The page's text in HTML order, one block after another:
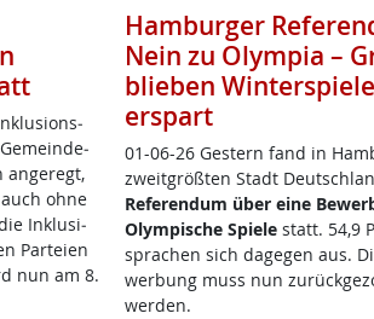
an­ge­regt,
oh­ne
In­k­lu­si­
Par­tei­en
nun am 8.
Hamburger
Nein zu Olympia –
blieben
erspart
01-06-26 Ges­tern fand in
zweit­größ­ten Stadt
Re­fe­ren­dum über ei­ne
Olym­pi­sche Spie­le statt. 54,9
spra­chen sich da­ge­gen aus.
wer­bung muss nun
wer­den.